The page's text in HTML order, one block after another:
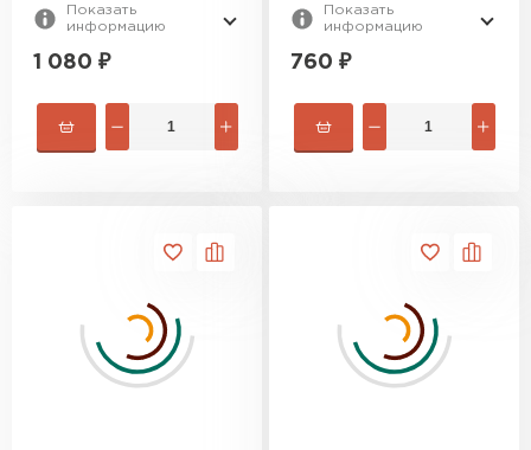
Показать
информацию
1 080 ₽
Показать
информацию
760 ₽